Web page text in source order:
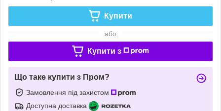
Купити
або
Купити з
Що таке купити з Пром?
Замовлення під захистом
Доступна доставка